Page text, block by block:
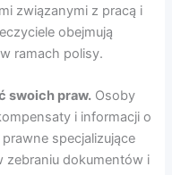
związanymi z pracą i
obejmują
ramach polisy.
swoich praw. Osoby
i informacji o
specjalizujące
zebraniu dokumentów i